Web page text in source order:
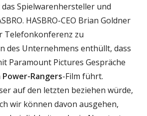
Spielwarenhersteller und
HASBRO-CEO Brian Goldner
Telefonkonferenz zu
des Unternehmens enthüllt, dass
Paramount Pictures Gespräche
Power-Rangers-Film führt.
auf den letzten beziehen würde,
wir können davon ausgehen,